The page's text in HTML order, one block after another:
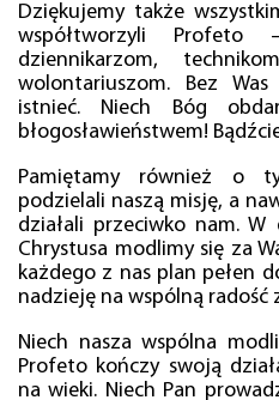
Dziękujemy także
współtworzyli Profeto
dziennikarzom,
wolontariuszom. Bez
istnieć. Niech Bóg
błogosławieństwem!
Pamiętamy również o
podzielali naszą misję, a
działali przeciwko nam. W
Chrystusa modlimy się za
każdego z nas plan pełen
nadzieję na wspólną radość
Niech nasza wspólna
Profeto kończy swoją
na wieki. Niech Pan